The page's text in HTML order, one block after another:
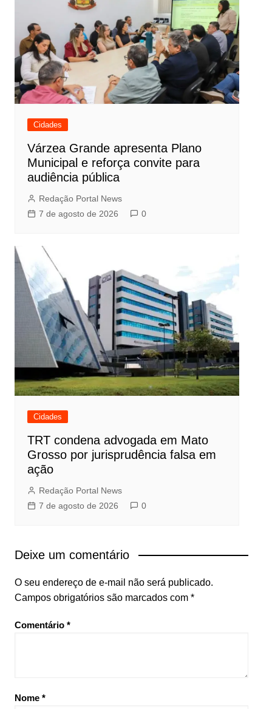
Cidades
Várzea Grande apresenta Plano
Municipal e reforça convite para
audiência pública
Redação Portal News
7 de agosto de 2026
0
Cidades
TRT condena advogada em Mato
Grosso por jurisprudência falsa em
ação
Redação Portal News
7 de agosto de 2026
0
Deixe um comentário
O seu endereço de e-mail não será publicado.
Campos obrigatórios são marcados com *
Comentário *
Nome *